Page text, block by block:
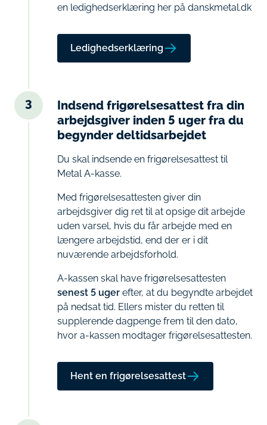
en ledighedserklæring her på danskmetal.dk
Ledighedserklæring
3
Indsend frigørelsesattest fra din
arbejdsgiver inden 5 uger fra du
begynder deltidsarbejdet
Du skal indsende en frigørelsesattest til
Metal A-kasse.
Med frigørelsesattesten giver din
arbejdsgiver dig ret til at opsige dit arbejde
uden varsel, hvis du får arbejde med en
længere arbejdstid, end der er i dit
nuværende arbejdsforhold.
A-kassen skal have frigørelsesattesten
senest 5 uger efter, at du begyndte arbejdet
på nedsat tid. Ellers mister du retten til
supplerende dagpenge frem til den dato,
hvor a-kassen modtager frigørelsesattesten.
Hent en frigørelsesattest